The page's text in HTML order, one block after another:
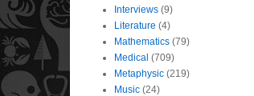
Interviews (9)
Literature (4)
Mathematics (79)
Medical (709)
Metaphysic (219)
Music (24)